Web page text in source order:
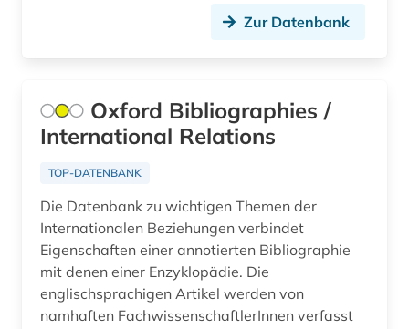
bibelhandschrift (1)
bibliografie (330)
bibliografie 1907-2005 (1)
bibliografie 1945 (1)
Zur Datenbank
Oxford Bibliographies /
International Relations
TOP-DATENBANK
Die Datenbank zu wichtigen Themen der
Internationalen Beziehungen verbindet
Eigenschaften einer annotierten Bibliographie
mit denen einer Enzyklopädie. Die
englischsprachigen Artikel werden von
namhaften FachwissenschaftlerInnen verfasst